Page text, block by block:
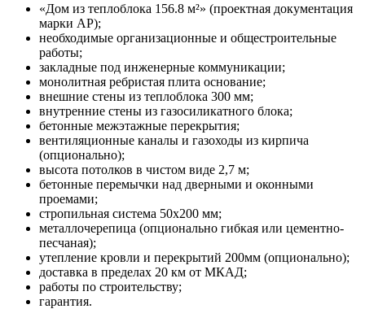
«Дом из теплоблока 156.8 м²» (проектная документация
марки АР);
необходимые организационные и общестроительные
работы;
закладные под инженерные коммуникации;
монолитная ребристая плита основание;
внешние стены из теплоблока 300 мм;
внутренние стены из газосиликатного блока;
бетонные межэтажные перекрытия;
вентиляционные каналы и газоходы из кирпича
(опционально);
высота потолков в чистом виде 2,7 м;
бетонные перемычки над дверными и оконными
проемами;
стропильная система 50х200 мм;
металлочерепица (опционально гибкая или цементно-
песчаная);
утепление кровли и перекрытий 200мм (опционально);
доставка в пределах 20 км от МКАД;
работы по строительству;
гарантия.